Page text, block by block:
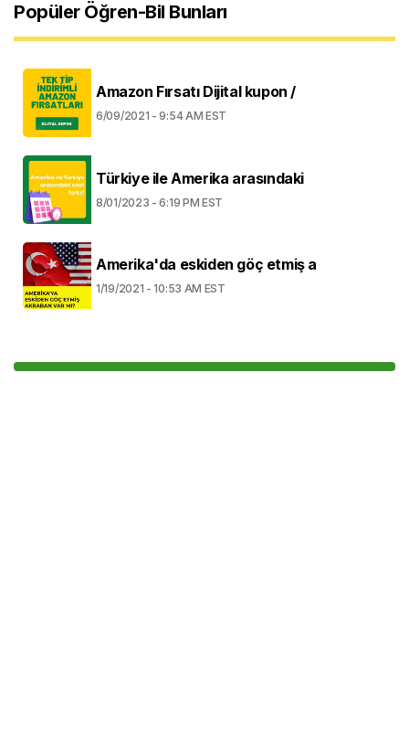
Popüler Öğren-Bil Bunları
Amazon Fırsatı Dijital kupon /
6/09/2021 - 9:54 AM EST
Türkiye ile Amerika arasındaki
8/01/2023 - 6:19 PM EST
Amerika'da eskiden göç etmiş a
1/19/2021 - 10:53 AM EST